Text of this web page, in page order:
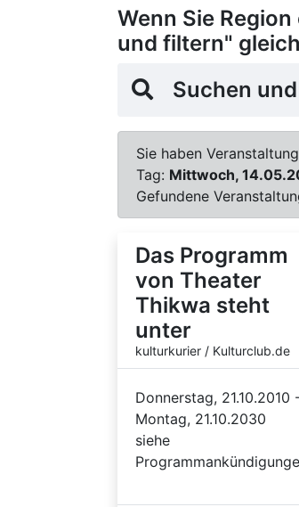
Wenn Sie
und filtern"
Suchen
Sie haben
Tag: Mittwoch,
Gefundene
Das Programm
von Theater
Thikwa steht
unter
kulturkurier / Kulturclub.de
Donnerstag, 21.10.2010
Montag, 21.10.2030
siehe